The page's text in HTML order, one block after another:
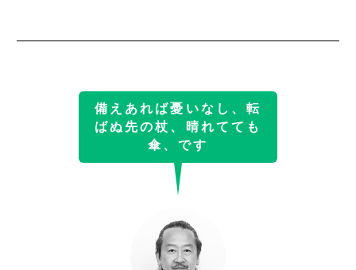
備えあれば憂いなし、転
ばぬ先の杖、晴れてても
傘、です
モノの本質が分かる、出合いのるつぼ
PICK UP